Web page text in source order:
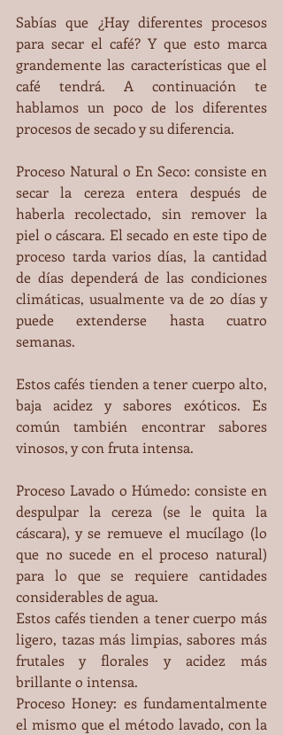
Sabías que ¿Hay diferentes procesos
para secar el café? Y que esto marca
grandemente las características que el
café tendrá. A continuación te
hablamos un poco de los diferentes
procesos de secado y su diferencia.
Proceso Natural o En Seco: consiste en
secar la cereza entera después de
haberla recolectado, sin remover la
piel o cáscara. El secado en este tipo de
proceso tarda varios días, la cantidad
de días dependerá de las condiciones
climáticas, usualmente va de 20 días y
puede extenderse hasta cuatro
semanas.
Estos cafés tienden a tener cuerpo alto,
baja acidez y sabores exóticos. Es
común también encontrar sabores
vinosos, y con fruta intensa.
Proceso Lavado o Húmedo: consiste en
despulpar la cereza (se le quita la
cáscara), y se remueve el mucílago (lo
que no sucede en el proceso natural)
para lo que se requiere cantidades
considerables de agua.
Estos cafés tienden a tener cuerpo más
ligero, tazas más limpias, sabores más
frutales y florales y acidez más
brillante o intensa.
Proceso Honey: es fundamentalmente
el mismo que el método lavado, con la